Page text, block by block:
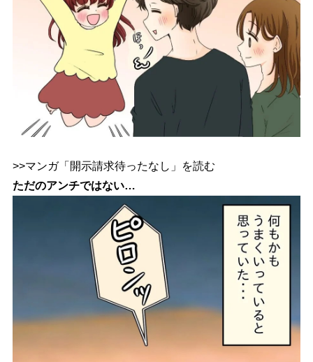
>>マンガ「開示請求待ったなし」を読む
ただのアンチではない…